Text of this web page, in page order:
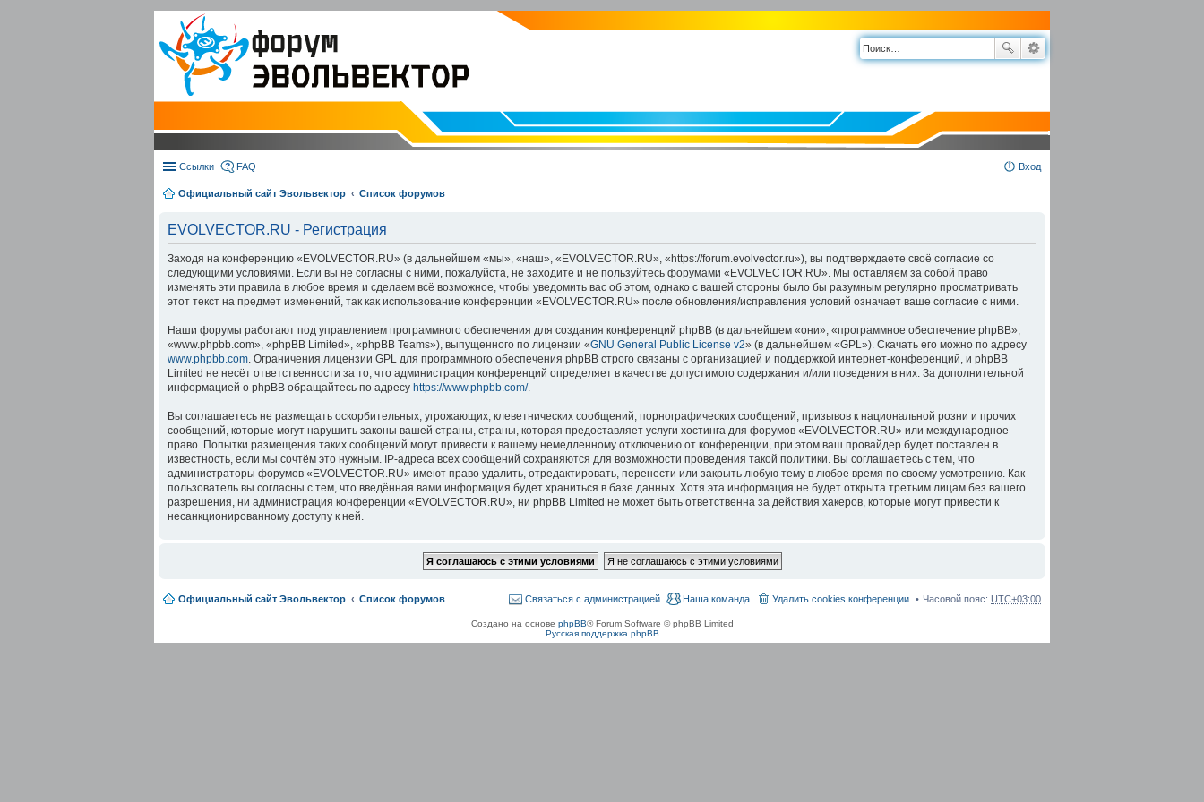
Ссылки FAQ Вход
Официальный сайт Эвольвектор Список форумов
EVOLVECTOR.RU - Регистрация
Заходя на конференцию «EVOLVECTOR.RU» (в дальнейшем «мы», «наш», «EVOLVECTOR.RU», «https://forum.evolvector.ru»), вы подтверждаете своё согласие со
следующими условиями. Если вы не согласны с ними, пожалуйста, не заходите и не пользуйтесь форумами «EVOLVECTOR.RU». Мы оставляем за собой право
изменять эти правила в любое время и сделаем всё возможное, чтобы уведомить вас об этом, однако с вашей стороны было бы разумным регулярно просматривать
этот текст на предмет изменений, так как использование конференции «EVOLVECTOR.RU» после обновления/исправления условий означает ваше согласие с ними.
Наши форумы работают под управлением программного обеспечения для создания конференций phpBB (в дальнейшем «они», «программное обеспечение phpBB»,
«www.phpbb.com», «phpBB Limited», «phpBB Teams»), выпущенного по лицензии «GNU General Public License v2» (в дальнейшем «GPL»). Скачать его можно по адресу
www.phpbb.com. Ограничения лицензии GPL для программного обеспечения phpBB строго связаны с организацией и поддержкой интернет-конференций, и phpBB
Limited не несёт ответственности за то, что администрация конференций определяет в качестве допустимого содержания и/или поведения в них. За дополнительной
информацией о phpBB обращайтесь по адресу https://www.phpbb.com/.
Вы соглашаетесь не размещать оскорбительных, угрожающих, клеветнических сообщений, порнографических сообщений, призывов к национальной розни и прочих
сообщений, которые могут нарушить законы вашей страны, страны, которая предоставляет услуги хостинга для форумов «EVOLVECTOR.RU» или международное
право. Попытки размещения таких сообщений могут привести к вашему немедленному отключению от конференции, при этом ваш провайдер будет поставлен в
известность, если мы сочтём это нужным. IP-адреса всех сообщений сохраняются для возможности проведения такой политики. Вы соглашаетесь с тем, что
администраторы форумов «EVOLVECTOR.RU» имеют право удалить, отредактировать, перенести или закрыть любую тему в любое время по своему усмотрению. Как
пользователь вы согласны с тем, что введённая вами информация будет храниться в базе данных. Хотя эта информация не будет открыта третьим лицам без вашего
разрешения, ни администрация конференции «EVOLVECTOR.RU», ни phpBB Limited не может быть ответственна за действия хакеров, которые могут привести к
несанкционированному доступу к ней.
Официальный сайт Эвольвектор Список форумов Часовой пояс: UTC+03:00
Удалить cookies конференции
Наша команда
Связаться с администрацией
Создано на основе phpBB® Forum Software © phpBB Limited
Русская поддержка phpBB